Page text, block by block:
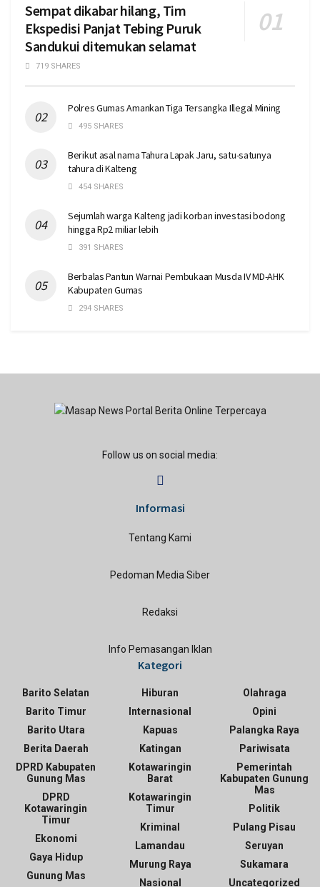
Sempat dikabar hilang, Tim
Ekspedisi Panjat Tebing Puruk
Sandukui ditemukan selamat
719 SHARES
Polres Gumas Amankan Tiga Tersangka Illegal Mining
495 SHARES
Berikut asal nama Tahura Lapak Jaru, satu-satunya
tahura di Kalteng
454 SHARES
Sejumlah warga Kalteng jadi korban investasi bodong
hingga Rp2 miliar lebih
391 SHARES
Berbalas Pantun Warnai Pembukaan Musda IV MD-AHK
Kabupaten Gumas
294 SHARES
Follow us on social media:
Informasi
Tentang Kami
Pedoman Media Siber
Redaksi
Info Pemasangan Iklan
Kategori
Barito Selatan
Barito Timur
Barito Utara
Berita Daerah
DPRD Kabupaten
Gunung Mas
DPRD
Kotawaringin
Timur
Ekonomi
Gaya Hidup
Gunung Mas
Hiburan
Internasional
Kapuas
Katingan
Kotawaringin
Barat
Kotawaringin
Timur
Kriminal
Lamandau
Murung Raya
Nasional
Olahraga
Opini
Palangka Raya
Pariwisata
Pemerintah
Kabupaten Gunung
Mas
Politik
Pulang Pisau
Seruyan
Sukamara
Uncategorized